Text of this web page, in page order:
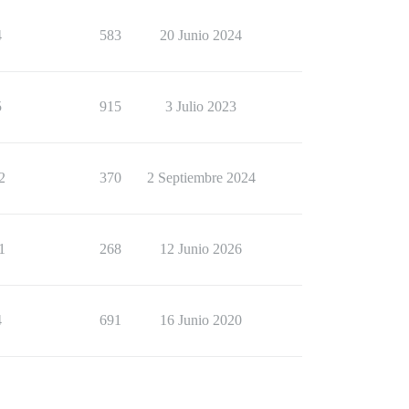
583 20 Junio 2024
915 3 Julio 2023
370 2 Septiembre 2024
268 12 Junio 2026
691 16 Junio 2020